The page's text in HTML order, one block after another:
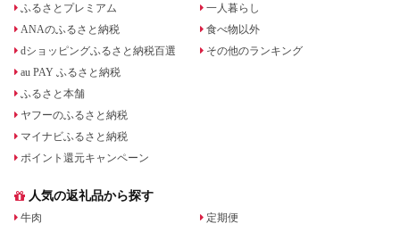
ふるさとプレミアム
ANAのふるさと納税
dショッピングふるさと納税百選
au PAY ふるさと納税
ふるさと本舗
ヤフーのふるさと納税
マイナビふるさと納税
ポイント還元キャンペーン
一人暮らし
食べ物以外
その他のランキング
人気の返礼品から探す
牛肉
定期便